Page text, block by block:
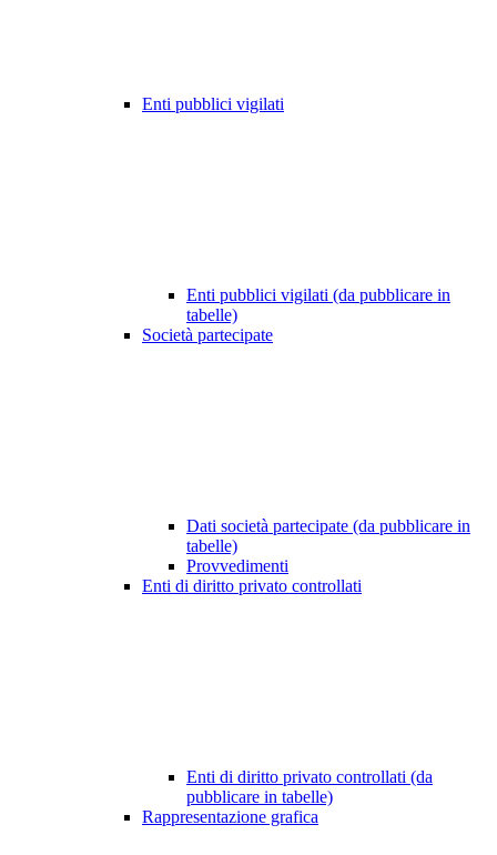
Enti pubblici vigilati
Enti pubblici vigilati (da pubblicare in
tabelle)
Società partecipate
Dati società partecipate (da pubblicare in
tabelle)
Provvedimenti
Enti di diritto privato controllati
Enti di diritto privato controllati (da
pubblicare in tabelle)
Rappresentazione grafica